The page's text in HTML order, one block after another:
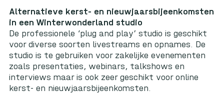
Alternatieve kerst- en nieuwjaarsbijeenkomsten
in een Winterwonderland studio
De professionele ‘plug and play’ studio is geschikt
voor diverse soorten livestreams en opnames. De
studio is te gebruiken voor zakelijke evenementen
zoals presentaties, webinars, talkshows en
interviews maar is ook zeer geschikt voor online
kerst- en nieuwjaarsbijeenkomsten.